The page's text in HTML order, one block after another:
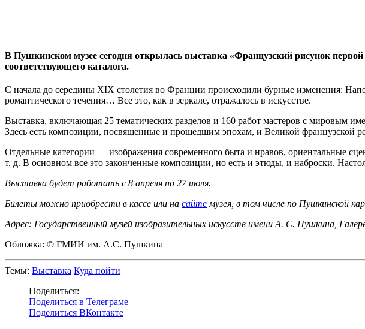
В Пушкинском музее сегодня открылась выставка «Французский рисунок
соответствующего каталога.
С начала до середины XIX столетия во Франции происходили бурные изменения:
романтического течения… Все это, как в зеркале, отражалось в искусстве.
Выставка, включающая 25 тематических разделов и 160 работ мастеров с мировым
Здесь есть композиции, посвященные и прошедшим эпохам, и Великой французской
Отдельные категории — изображения современного быта и нравов, ориентальные
т. д. В основном все это законченные композиции, но есть и этюды, и наброски.
Выставка будет работать с 8 апреля по 27 июля.
Билеты можно приобрести в кассе или на сайте музея, в том числе по Пушкинской
Адрес: Государственный музей изобразительных искусств имени А. С. Пушкина,
Обложка: © ГМИИ им. А.С. Пушкина
Темы: Выставка Куда пойти
Поделиться:
Поделиться в Телеграме
Поделиться ВКонтакте